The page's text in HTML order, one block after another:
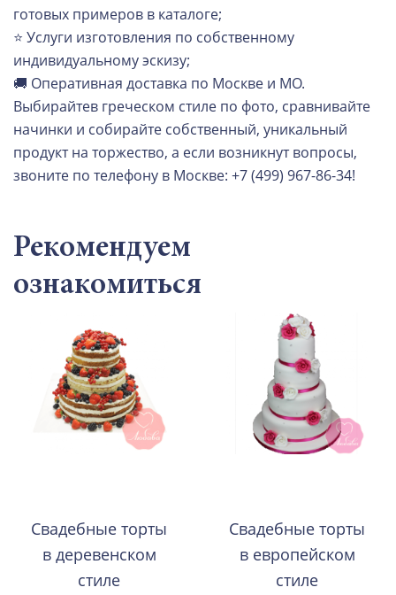
готовых примеров в каталоге;
⭐ Услуги изготовления по собственному
индивидуальному эскизу;
🚚 Оперативная доставка по Москве и МО.
Выбирайтев греческом стиле по фото, сравнивайте
начинки и собирайте собственный, уникальный
продукт на торжество, а если возникнут вопросы,
звоните по телефону в Москве: +7 (499) 967-86-34!
Рекомендуем
ознакомиться
Свадебные торты
в деревенском
стиле
Свадебные торты
в европейском
стиле